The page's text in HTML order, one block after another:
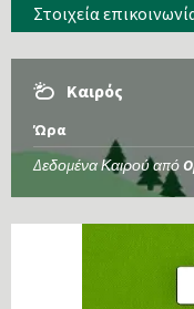
Στοιχεία
Καιρός
Ώρα
Δεδομένα Καιρού από